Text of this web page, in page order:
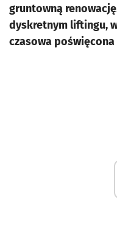
gruntowną
dyskretnym liftingu,
czasowa